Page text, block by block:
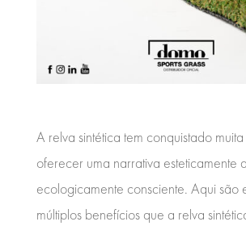
A relva sintética tem conquistado
oferecer uma narrativa esteticamente
ecologicamente consciente. Aqui são
múltiplos benefícios que a relva